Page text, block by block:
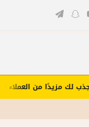
لك مزيدًا من العملاء